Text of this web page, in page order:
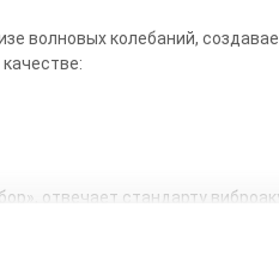
волновых колебаний,
отвечает стандарту
на сваях из